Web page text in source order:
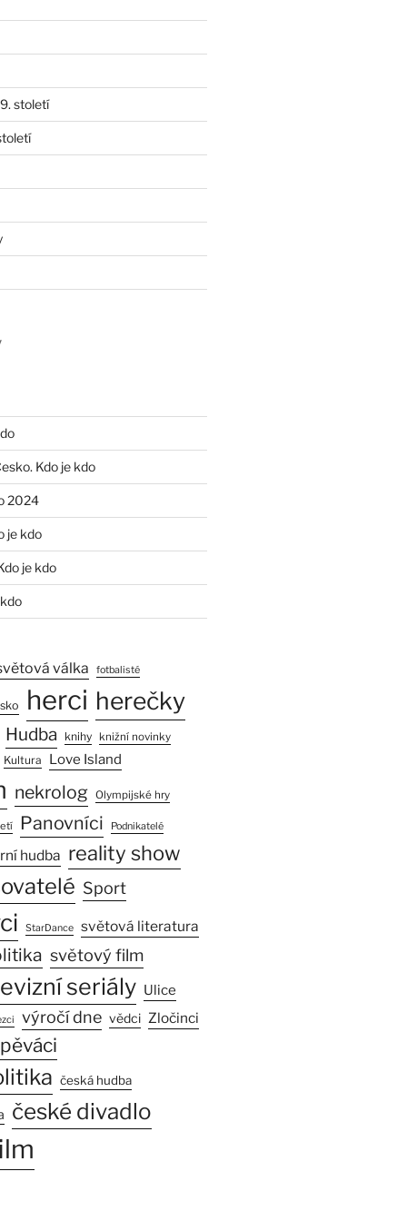
století
Kdo je kdo
2024
je kdo
je kdo
válka fotbalisté
herci herečky
Hudba knihy knižní novinky
Kultura Love Island
nekrolog Olympijské hry
Panovníci Podnikatelé
hudba reality show
Sport
StarDance světová literatura
světový film
seriály Ulice
výročí dne vědci Zločinci
česká hudba
české divadlo